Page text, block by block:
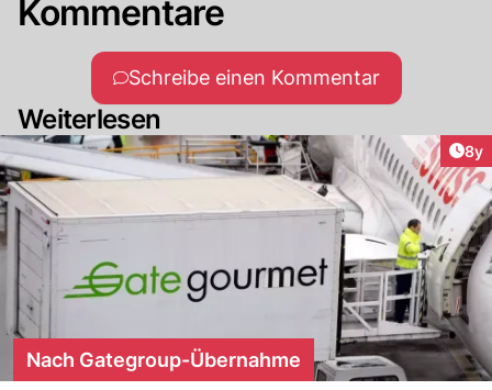
Kommentare
Schreibe einen Kommentar
Weiterlesen
8y
Nach Gategroup-Übernahme